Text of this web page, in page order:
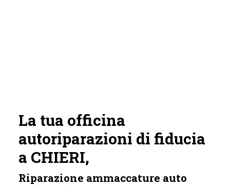
La tua officina
autoriparazioni di fiducia
a CHIERI,
Riparazione ammaccature auto